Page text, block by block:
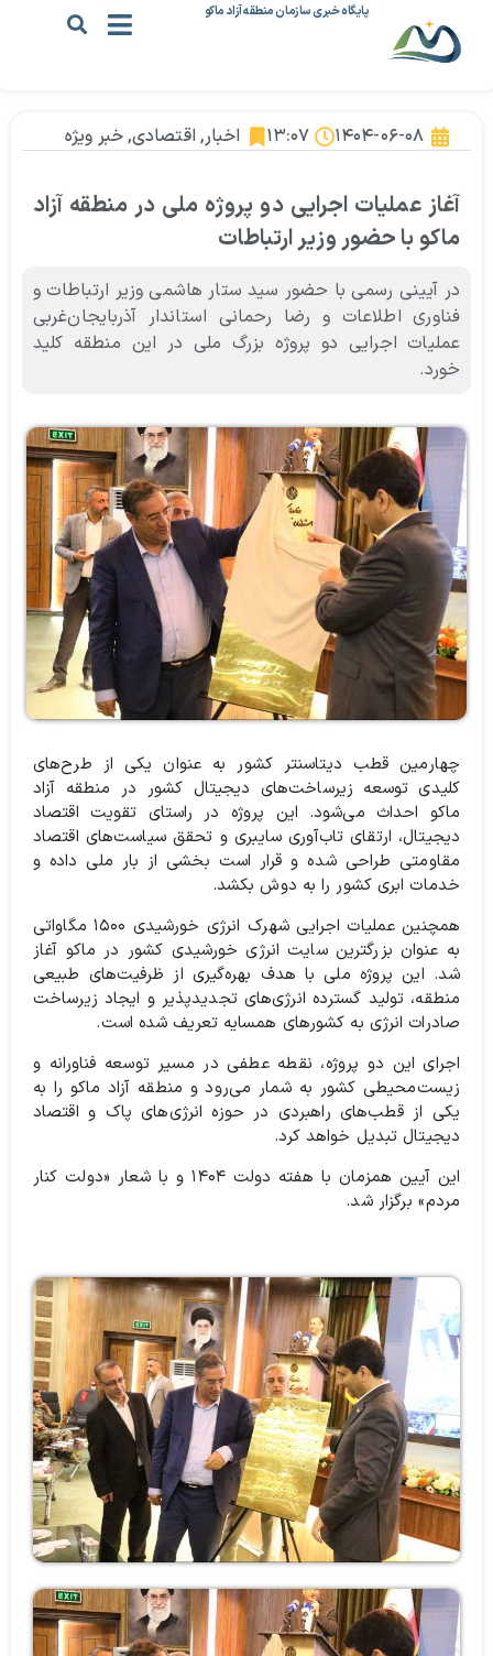
پایگاه خبری سازمان منطقه آزاد ماکو
۱۴۰۴-۰۶-۰۸ ۱۳:۰۷ اخبار, اقتصادی,خبر ویژه
آغاز عملیات اجرایی دو پروژه ملی در منطقه آزاد
ماکو با حضور وزیر ارتباطات
در آیینی رسمی با حضور سید ستار هاشمی وزیر ارتباطات و
فناوری اطلاعات و رضا رحمانی استاندار آذربایجان‌غربی
عملیات اجرایی دو پروژه بزرگ ملی در این منطقه کلید
خورد.
چهارمین قطب دیتاسنتر کشور به عنوان یکی از طرح‌های
کلیدی توسعه زیرساخت‌های دیجیتال کشور در منطقه آزاد
ماکو احداث می‌شود. این پروژه در راستای تقویت اقتصاد
دیجیتال، ارتقای تاب‌آوری سایبری و تحقق سیاست‌های اقتصاد
مقاومتی طراحی شده و قرار است بخشی از بار ملی داده و
خدمات ابری کشور را به دوش بکشد.
همچنین عملیات اجرایی شهرک انرژی خورشیدی ۱۵۰۰ مگاواتی
به عنوان بزرگترین سایت انرژی خورشیدی کشور در ماکو آغاز
شد. این پروژه ملی با هدف بهره‌گیری از ظرفیت‌های طبیعی
منطقه، تولید گسترده انرژی‌های تجدیدپذیر و ایجاد زیرساخت
صادرات انرژی به کشورهای همسایه تعریف شده است.
اجرای این دو پروژه، نقطه عطفی در مسیر توسعه فناورانه و
زیست‌محیطی کشور به شمار می‌رود و منطقه آزاد ماکو را به
یکی از قطب‌های راهبردی در حوزه انرژی‌های پاک و اقتصاد
دیجیتال تبدیل خواهد کرد.
این آیین همزمان با هفته دولت ۱۴۰۴ و با شعار «دولت کنار
مردم» برگزار شد.